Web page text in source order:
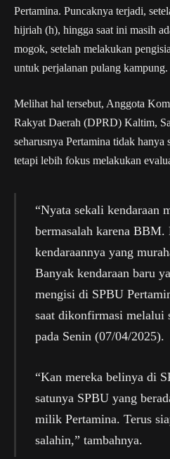
Pertamina. Puncaknya terjadi,
hijriah (h), hingga saat ini masih
mogok, setelah melakukan
untuk perjalanan pulang kampung.
Melihat hal tersebut, Anggota
Rakyat Daerah (DPRD) Kaltim,
seharusnya Pertamina tidak
tetapi lebih fokus melakukan
“Nyata sekali kendaraan
bermasalah karena BBM.
kendaraannya yang
Banyak kendaraan baru
mengisi di SPBU
saat dikonfirmasi melalui
pada Senin (07/04/2025).
“Kan mereka belinya di
satunya SPBU yang
milik Pertamina. Terus
salahin,” tambahnya.